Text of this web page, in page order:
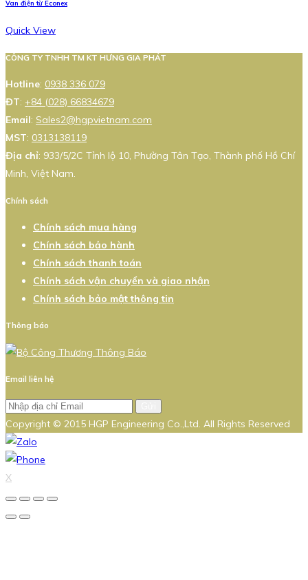
Van điện từ Econex
Quick View
CÔNG TY TNHH TM KT HƯNG GIA PHÁT
Hotline: 0938 336 079
ĐT: +84 (028) 66834679
Email: Sales2@hgpvietnam.com
MST: 0313138119
Địa chỉ: 933/5/2C Tỉnh lộ 10, Phường Tân Tạo, Thành phố Hồ Chí
Minh, Việt Nam.
Chính sách
Chính sách mua hàng
Chính sách bảo hành
Chính sách thanh toán
Chính sách vận chuyển và giao nhận
Chính sách bảo mật thông tin
Thông báo
Email liên hệ
Copyright © 2015 HGP Engineering Co.,Ltd. All Rights Reserved
X